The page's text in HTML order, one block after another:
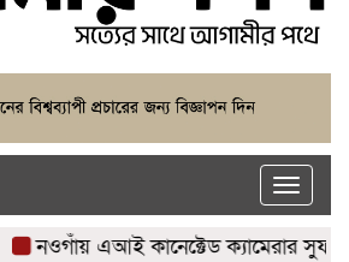
Toggle
নওগাঁয় এআই কানেক্টেড ক্যামেরার সুফল: